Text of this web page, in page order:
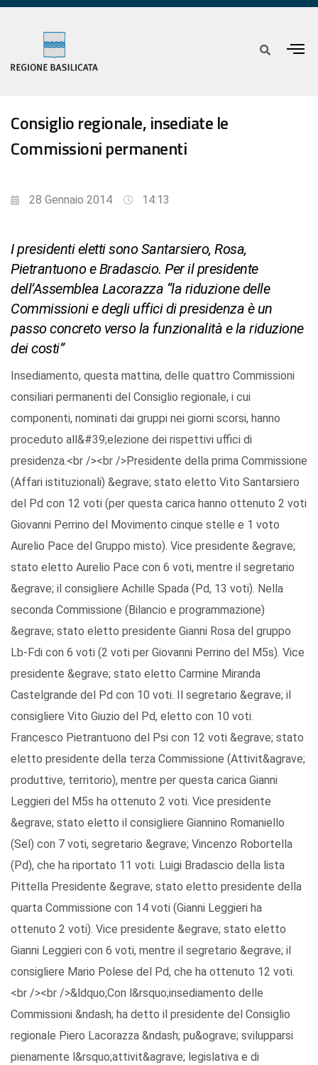
Consiglio regionale, insediate le
Commissioni permanenti
28 Gennaio 2014 14:13
I presidenti eletti sono Santarsiero, Rosa,
Pietrantuono e Bradascio. Per il presidente
dell’Assemblea Lacorazza “la riduzione delle
Commissioni e degli uffici di presidenza è un
passo concreto verso la funzionalità e la riduzione
dei costi”
Insediamento, questa mattina, delle quattro Commissioni
consiliari permanenti del Consiglio regionale, i cui
componenti, nominati dai gruppi nei giorni scorsi, hanno
proceduto all&#39;elezione dei rispettivi uffici di
presidenza.<br /><br />Presidente della prima Commissione
(Affari istituzionali) &egrave; stato eletto Vito Santarsiero
del Pd con 12 voti (per questa carica hanno ottenuto 2 voti
Giovanni Perrino del Movimento cinque stelle e 1 voto
Aurelio Pace del Gruppo misto). Vice presidente &egrave;
stato eletto Aurelio Pace con 6 voti, mentre il segretario
&egrave; il consigliere Achille Spada (Pd, 13 voti). Nella
seconda Commissione (Bilancio e programmazione)
&egrave; stato eletto presidente Gianni Rosa del gruppo
Lb-Fdi con 6 voti (2 voti per Giovanni Perrino del M5s). Vice
presidente &egrave; stato eletto Carmine Miranda
Castelgrande del Pd con 10 voti. Il segretario &egrave; il
consigliere Vito Giuzio del Pd, eletto con 10 voti.
Francesco Pietrantuono del Psi con 12 voti &egrave; stato
eletto presidente della terza Commissione (Attivit&agrave;
produttive, territorio), mentre per questa carica Gianni
Leggieri del M5s ha ottenuto 2 voti. Vice presidente
&egrave; stato eletto il consigliere Giannino Romaniello
(Sel) con 7 voti, segretario &egrave; Vincenzo Robortella
(Pd), che ha riportato 11 voti. Luigi Bradascio della lista
Pittella Presidente &egrave; stato eletto presidente della
quarta Commissione con 14 voti (Gianni Leggieri ha
ottenuto 2 voti). Vice presidente &egrave; stato eletto
Gianni Leggieri con 6 voti, mentre il segretario &egrave; il
consigliere Mario Polese del Pd, che ha ottenuto 12 voti.
<br /><br />&ldquo;Con l&rsquo;insediamento delle
Commissioni &ndash; ha detto il presidente del Consiglio
regionale Piero Lacorazza &ndash; pu&ograve; svilupparsi
pienamente l&rsquo;attivit&agrave; legislativa e di